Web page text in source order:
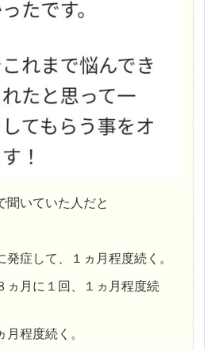
聞いていた人だと
発症して、１ヵ月程度続く。
ヵ月に１回、１ヵ月程度続
月程度続く。